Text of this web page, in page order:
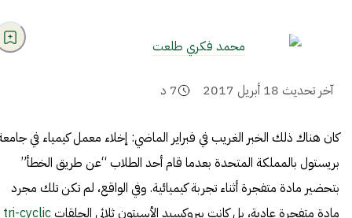
محمد فكري طلعت
آخر تحديث 18 أبريل 2017 7 د
كان هناك ذلك الخبر الغريب في فبراير الماضي: إخلاء معمل كيمياء في
بريستول بالمملكة المتحدة بعدما قام أحد الطلاب “عن طريق الخطأ”
بتحضير مادة متفجرة أثناء تجربة كيميائية. وفي الواقع، لم تكن تلك مجرد
مادة متفجرة عادية، بل كانت بيروكسيد الأسيتون ثلاثي الحلقات tri-cyclic